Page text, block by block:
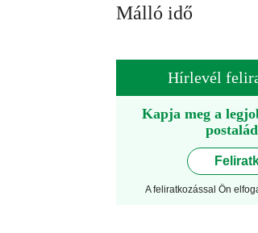
Málló idő
Hírlevél
Kapja meg a
A feliratkozással Ön